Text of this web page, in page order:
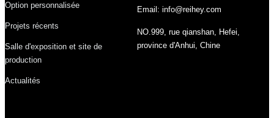
Option personnalisée
Projets récents
Salle d'exposition et site de
production
Actualités
Email: info@reihey.com
NO.999, rue qianshan, Hefei,
province d'Anhui, Chine